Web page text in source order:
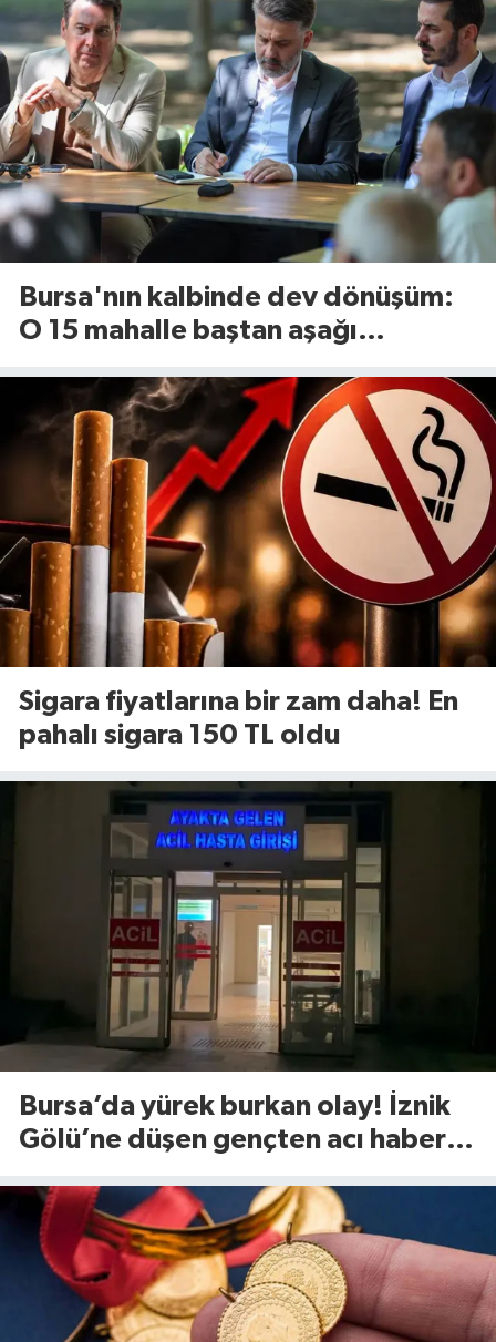
Bursa'nın kalbinde dev dönüşüm:
O 15 mahalle baştan aşağı
Sigara fiyatlarına bir zam daha! En
pahalı sigara 150 TL oldu
Bursa’da yürek burkan olay! İznik
Gölü’ne düşen gençten acı haber